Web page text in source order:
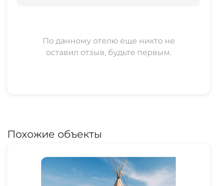
По данному отелю еще никто не
оставил отзыв, будьте первым.
Похожие объекты